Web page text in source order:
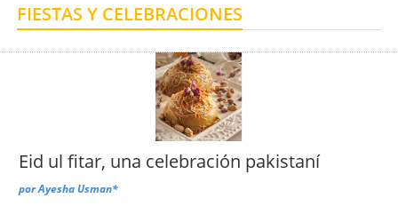
Centro de Enseñanza para Extranjeros, Taxco
Centro de Enseñanza para Extranjeros, Polanco
FIESTAS Y CELEBRACIONES
Eid ul fitar, una celebración pakistaní
porAyesha Usman*